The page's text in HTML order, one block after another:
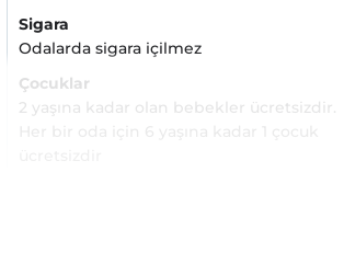
Sigara
Odalarda sigara içilmez
Çocuklar
2 yaşına kadar olan bebekler ücretsizdir.